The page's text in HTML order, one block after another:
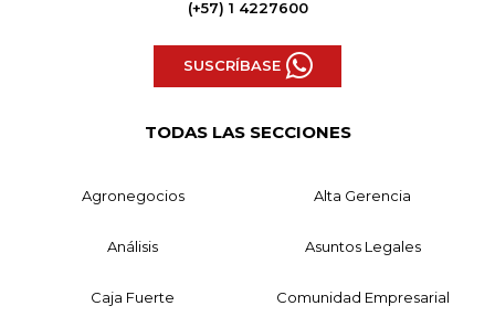
(+57) 1 4227600
SUSCRÍBASE
TODAS LAS SECCIONES
Agronegocios Alta Gerencia
Análisis Asuntos Legales
Caja Fuerte Comunidad Empresarial